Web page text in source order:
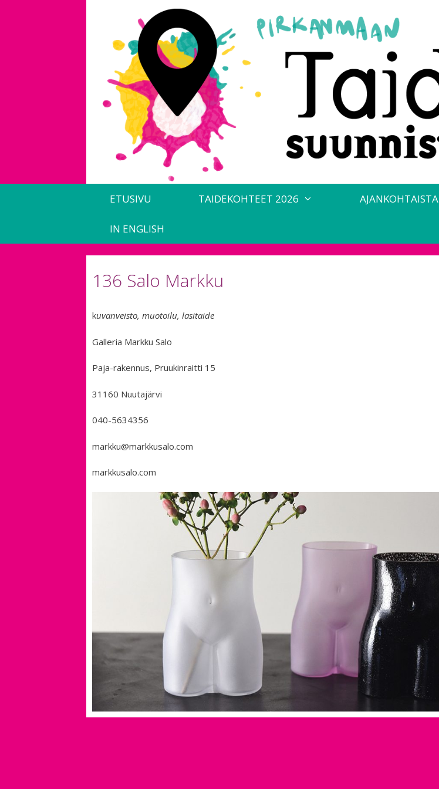
ETUSIVU TAIDEKOHTEET 2026 AJANKOHTAISTA
IN ENGLISH
136 Salo Markku
kuvanveisto, muotoilu, lasitaide
Galleria Markku Salo
Paja-rakennus, Pruukinraitti 15
31160 Nuutajärvi
040-5634356
markku@markkusalo.com
markkusalo.com